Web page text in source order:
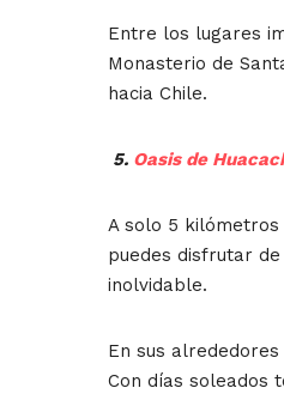
Entre los lugares
Monasterio de
hacia Chile.
5. Oasis de
A solo 5 kilómetros
puedes disfrutar
inolvidable.
En sus
Con días soleados